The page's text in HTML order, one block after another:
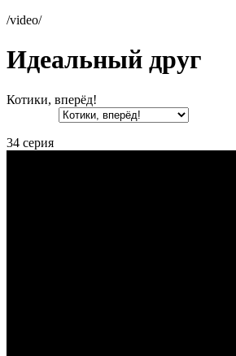
/video/
Идеальный друг
Котики, вперёд!
34 серия